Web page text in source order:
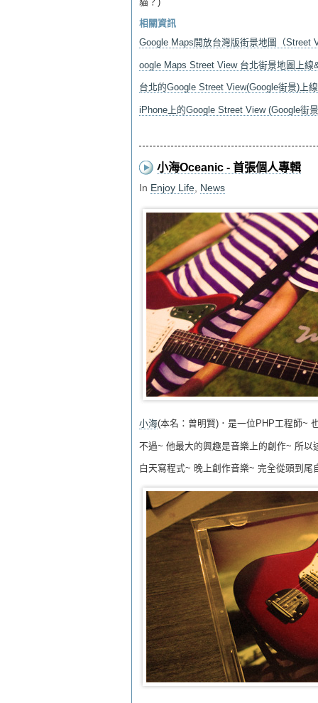
相關資訊
Google Maps開放台灣版街景地圖（Street
oogle Maps Street View 台北街景地圖上
台北的Google Street View(Google街景)上
iPhone上的Google Street View (Google街
小海Oceanic - 首張個人專輯
In Enjoy Life News
小海(本名：曾明賢)．是一位PHP工程師~
不過~ 他最大的興趣是音樂上的創作~ 所
白天寫程式~ 晚上創作音樂~ 完全從頭到